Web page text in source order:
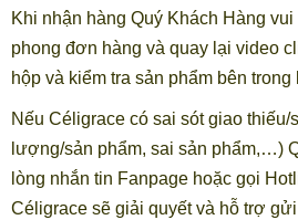
Khi nhận hàng Quý Khách Hàng
phong đơn hàng và quay lại video
hộp và kiểm tra sản phẩm bên
Nếu Céligrace có sai sót giao thiếu/
lượng/sản phẩm, sai sản phẩm,…)
lòng nhắn tin Fanpage hoặc gọi
Céligrace sẽ giải quyết và hỗ trợ